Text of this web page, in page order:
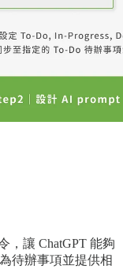
，讓 ChatGPT 能夠
待辦事項並提供相